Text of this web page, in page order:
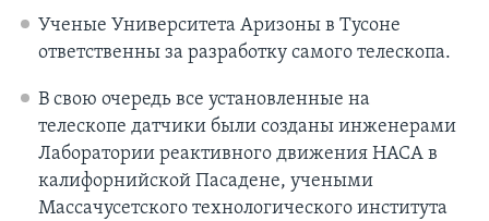
Ученые Университета Аризоны в Тусоне
ответственны за разработку самого телескопа.
В свою очередь все установленные на
телескопе датчики были созданы инженерами
Лаборатории реактивного движения НАСА в
калифорнийской Пасадене, учеными
Массачусетского технологического института